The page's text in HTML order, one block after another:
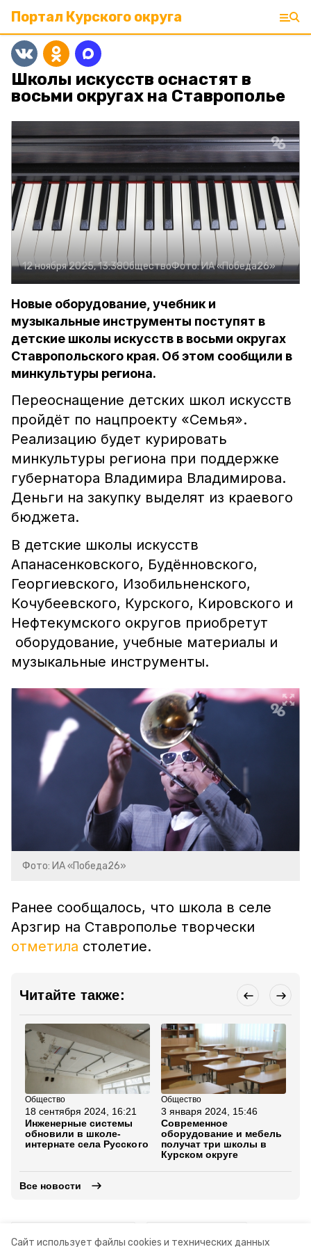
Сайт использует файлы cookies и технических данных
Портал Курского округа
Школы искусств оснастят в
восьми округах на Ставрополье
12 ноября 2025, 13:38ОбществоФото:ИА «Победа26»
Новые оборудование, учебник и
музыкальные инструменты поступят в
детские школы искусств в восьми округах
Ставропольского края. Об этом сообщили в
минкультуры региона.
Переоснащение детских школ искусств
пройдёт по нацпроекту «Семья».
Реализацию будет курировать
минкультуры региона при поддержке
губернатора Владимира Владимирова.
Деньги на закупку выделят из краевого
бюджета.
В детские школы искусств
Апанасенковского, Будённовского,
Георгиевского, Изобильненского,
Кочубеевского, Курского, Кировского и
Нефтекумского округов приобретут
оборудование, учебные материалы и
музыкальные инструменты.
Фото: ИА «Победа26»
Ранее сообщалось, что школа в селе
Арзгир на Ставрополье творчески
отметила столетие.
Читайте также:
Общество
18 сентября 2024, 16:21
Инженерные системы
обновили в школе-
интернате села Русского
Общество
3 января 2024, 15:46
Современное
оборудование и мебель
получат три школы в
Курском округе
Все новости